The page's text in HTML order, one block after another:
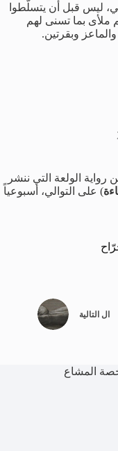
ليس قبل أن يتسلّطوا
ملأى بما تسنى لهم
وبقرتين.
رواية الولعة التي ننشر
) على التوالي، أسبوعياً
ال التالية
المشاع